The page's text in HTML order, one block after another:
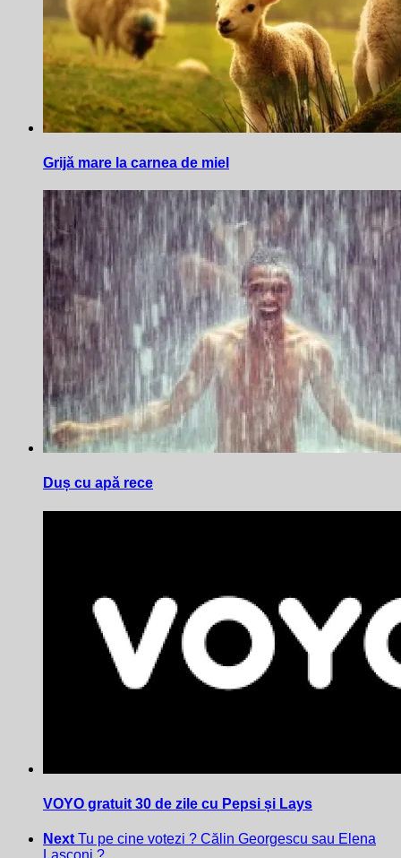
Grijă mare la carnea de miel
Duș cu apă rece
VOYO gratuit 30 de zile cu Pepsi și Lays
Next Tu pe cine votezi ? Călin Georgescu sau Elena